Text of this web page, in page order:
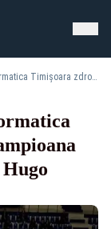
Start cu stângul în retur. Informatica Timișoara zdrobită de vicecampioana din Galați. Antrenorul Vitor Hugo Costa a fost demis